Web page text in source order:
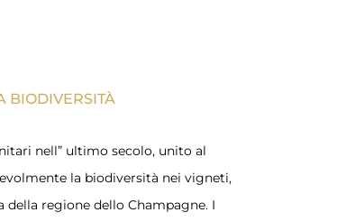
BIODIVERSITÀ
nell” ultimo secolo, unito al
la biodiversità nei vigneti,
regione dello Champagne. I